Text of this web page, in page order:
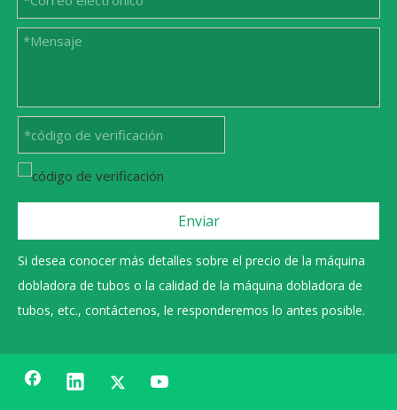
Enviar
Si desea conocer más detalles sobre el precio de la máquina
dobladora de tubos o la calidad de la máquina dobladora de
tubos, etc., contáctenos, le responderemos lo antes posible.